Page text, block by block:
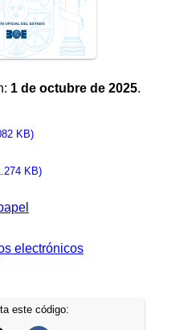
1 de octubre de 2025.
KB)
KB)
electrónicos
este código: